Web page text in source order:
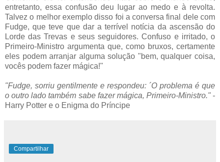
entretanto, essa confusão deu lugar ao medo e à revolta.
Talvez o melhor exemplo disso foi a conversa final dele com
Fudge, que teve que dar a terrível notícia da ascensão do
Lorde das Trevas e seus seguidores. Confuso e irritado, o
Primeiro-Ministro argumenta que, como bruxos, certamente
eles podem arranjar alguma solução "bem, qualquer coisa,
vocês podem fazer mágica!"
"Fudge, sorriu gentilmente e respondeu: ´O problema é que
o outro lado também sabe fazer mágica, Primeiro-Ministro." -
Harry Potter e o Enigma do Príncipe
Compartilhar